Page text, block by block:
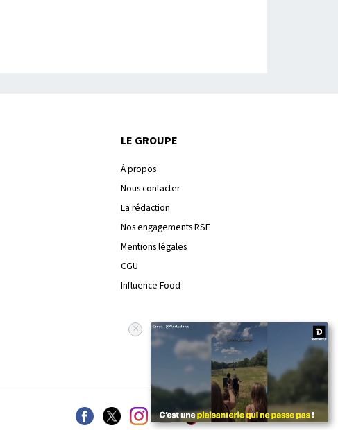
×
LE GROUPE
À propos
Nous contacter
La rédaction
Nos engagements RSE
Mentions légales
CGU
Influence Food